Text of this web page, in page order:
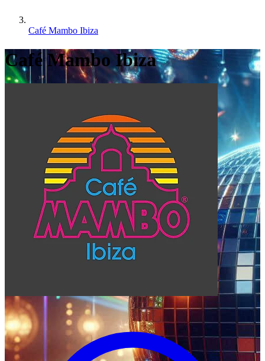
Café Mambo Ibiza
Café Mambo Ibiza